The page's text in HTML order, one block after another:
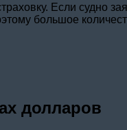
Если судно
большое
долларов